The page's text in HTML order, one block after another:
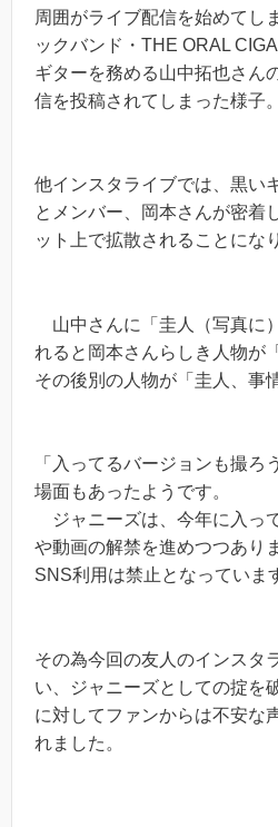
周囲がライブ配信を始めてし
ックバンド・THE ORAL
ギターを務める山中拓也さん
信を投稿されてしまった様子。
他インスタライブでは、黒い
とメンバー、岡本さんが密着
ット上で拡散されることにな
山中さんに「圭人（写真に
れると岡本さんらしき人物が
その後別の人物が「圭人、事
「入ってるバージョンも撮ろ
場面もあったようです。
ジャニーズは、今年に入っ
や動画の解禁を進めつつあり
SNS利用は禁止となっていま
その為今回の友人のインスタ
い、ジャニーズとしての掟を
に対してファンからは不安な
れました。